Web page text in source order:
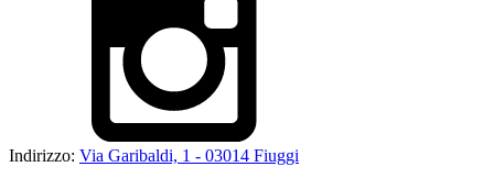
Indirizzo: Via Garibaldi, 1 - 03014 Fiuggi